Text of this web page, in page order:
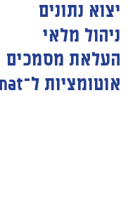
יצוא נתונים
ניהול מלאי
העלאת מסמכים
אוטומציות ל־Make / Integromat